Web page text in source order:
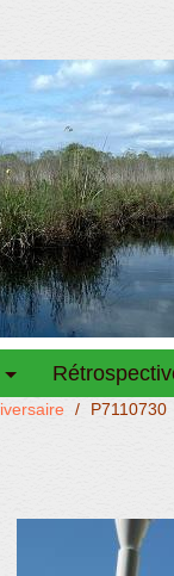
/ P7110730